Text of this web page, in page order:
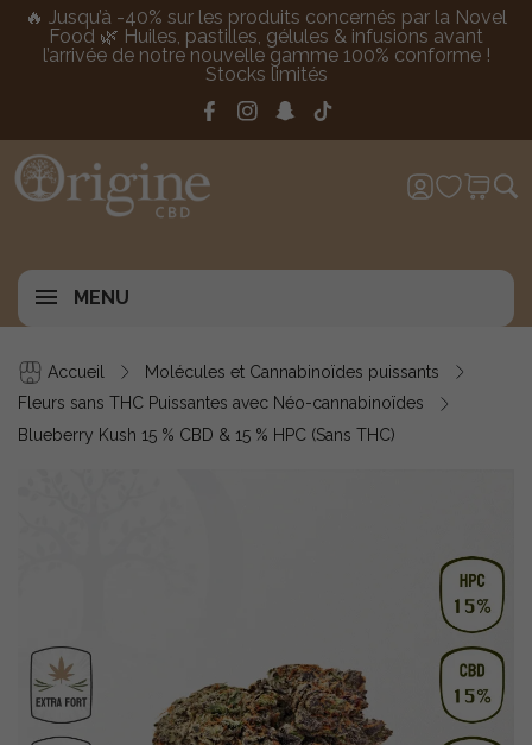
🔥 Jusqu’à -40% sur les produits concernés par la Novel
Food 🌿 Huiles, pastilles, gélules & infusions avant
l’arrivée de notre nouvelle gamme 100% conforme !
Stocks limités
MENU
Accueil
Molécules et Cannabinoïdes puissants
Fleurs sans THC Puissantes avec Néo-cannabinoïdes
Blueberry Kush 15 % CBD & 15 % HPC (Sans THC)